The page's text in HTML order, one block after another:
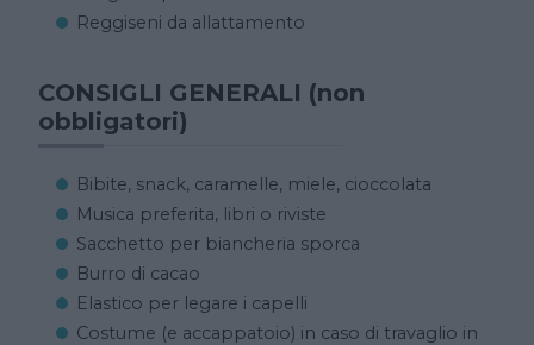
Reggiseni da allattamento
CONSIGLI GENERALI (non
obbligatori)
Bibite, snack, caramelle, miele, cioccolata
Musica preferita, libri o riviste
Sacchetto per biancheria sporca
Burro di cacao
Elastico per legare i capelli
Costume (e accappatoio) in caso di travaglio in